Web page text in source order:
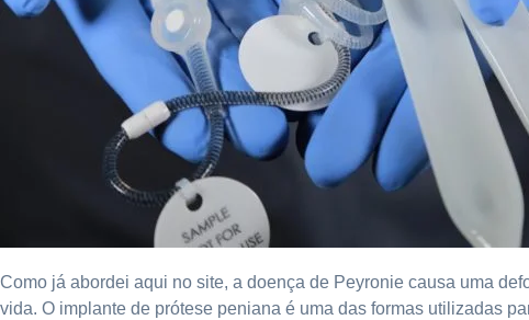
Como já abordei aqui no site, a doença de Peyronie causa uma
vida. O implante de prótese peniana é uma das formas utilizadas